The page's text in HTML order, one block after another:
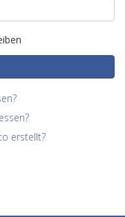
erstellt?